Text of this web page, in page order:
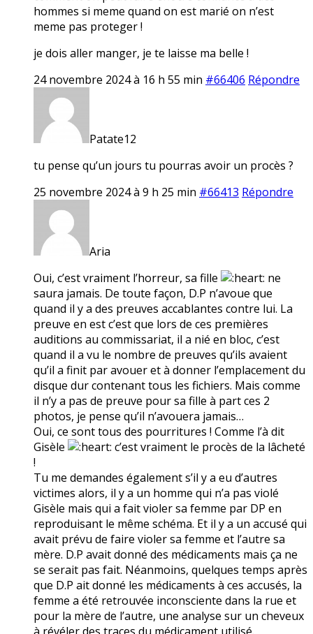
hommes si meme quand on est marié on n’est
meme pas proteger !
je dois aller manger, je te laisse ma belle !
24 novembre 2024 à 16 h 55 min #66406 Répondre
Patate12
tu pense qu’un jours tu pourras avoir un procès ?
25 novembre 2024 à 9 h 25 min #66413 Répondre
Aria
Oui, c’est vraiment l’horreur, sa fille
ne
saura jamais. De toute façon, D.P n’avoue que
quand il y a des preuves accablantes contre lui. La
preuve en est c’est que lors de ces premières
auditions au commissariat, il a nié en bloc, c’est
quand il a vu le nombre de preuves qu’ils avaient
qu’il a finit par avouer et à donner l’emplacement du
disque dur contenant tous les fichiers. Mais comme
il n’y a pas de preuve pour sa fille à part ces 2
photos, je pense qu’il n’avouera jamais…
Oui, ce sont tous des pourritures ! Comme l’à dit
Gisèle
c’est vraiment le procès de la lâcheté
!
Tu me demandes également s’il y a eu d’autres
victimes alors, il y a un homme qui n’a pas violé
Gisèle mais qui a fait violer sa femme par DP en
reproduisant le même schéma. Et il y a un accusé qui
avait prévu de faire violer sa femme et l’autre sa
mère. D.P avait donné des médicaments mais ça ne
se serait pas fait. Néanmoins, quelques temps après
que D.P ait donné les médicaments à ces accusés, la
femme a été retrouvée inconsciente dans la rue et
pour la mère de l’autre, une analyse sur un cheveux